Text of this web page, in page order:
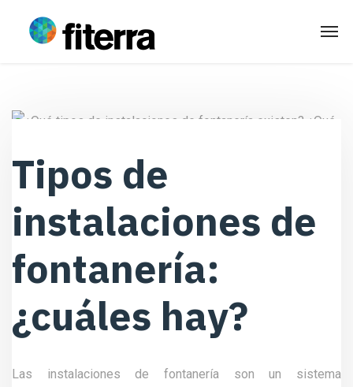
Tipos de
instalaciones de
fontanería:
¿cuáles hay?
Las instalaciones de fontanería son un sistema